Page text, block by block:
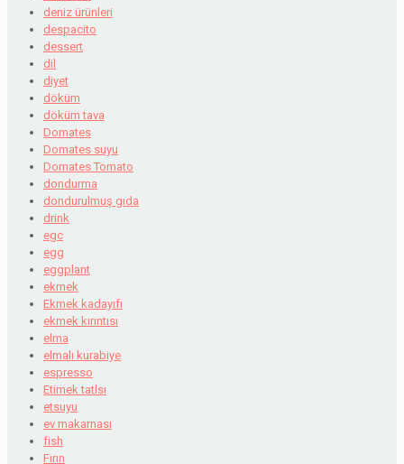
deniz ürünleri
despacito
dessert
dil
diyet
döküm
döküm tava
Domates
Domates suyu
Domates Tomato
dondurma
dondurulmuş gıda
drink
egc
egg
eggplant
ekmek
Ekmek kadayıfı
ekmek kırıntısı
elma
elmalı kurabiye
espresso
Etimek tatlsı
etsuyu
ev makarnası
fish
Fırın